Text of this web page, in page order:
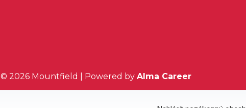
© 2026 Mountfield | Powered by Alma Career